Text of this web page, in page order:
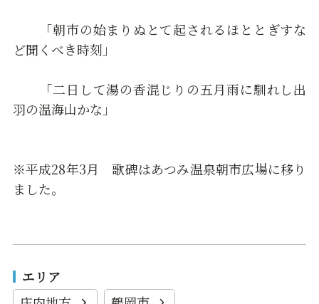
「朝市の始まりぬとて起されるほととぎすな
ど聞くべき時刻」
「二日して湯の香混じりの五月雨に馴れし出
羽の温海山かな」
※平成28年3月 歌碑はあつみ温泉朝市広場に移り
ました。
エリア